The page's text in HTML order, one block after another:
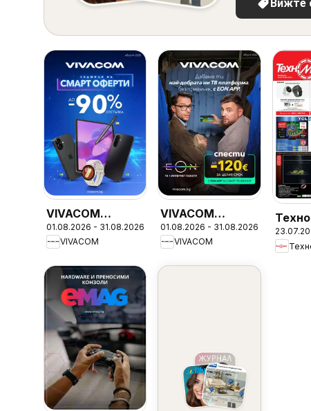
Вижте
VIVACOM
брошура
01.08.2026 - 31.08.2026
VIVACOM
VIVACOM
брошура - Eon
01.08.2026 - 31.08.2026
VIVACOM